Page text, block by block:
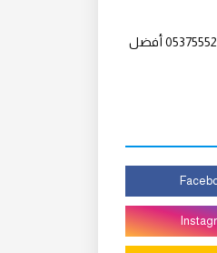
سباك بخميس مشيط 0537555277 أفضل